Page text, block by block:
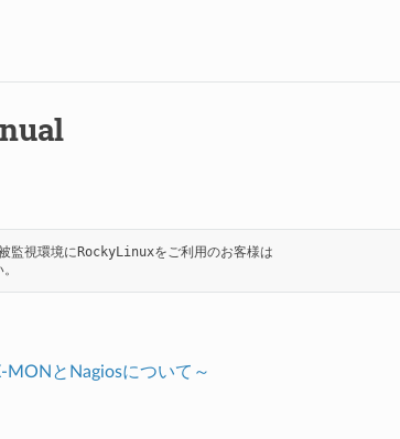
監視環境にRockyLinuxをご利用のお客様は
とNagiosについて～